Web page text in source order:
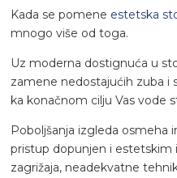
Kada se pomene estetska
mnogo više od toga.
Uz moderna dostignuća u
zamene nedostajućih zuba i
ka konačnom cilju Vas vode
Poboljšanja izgleda osmeha
pristup dopunjen i estetskim
zagrižaja, neadekvatne